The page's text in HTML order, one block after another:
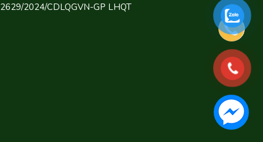
2629/2024/CDLQGVN-GP LHQT